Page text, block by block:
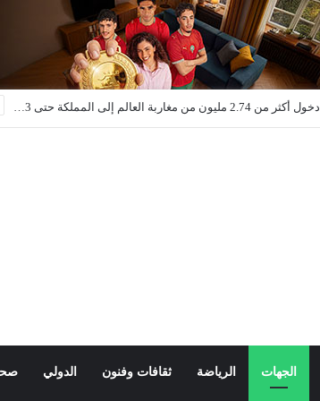
لجنة دعم المهرجانات السينمائية تخصص 26.46 مليون درهم لدعم 40 مهرجانًا وتظاهرة وطنية
الجهات الرياضة ثقافات وفنون الدولي